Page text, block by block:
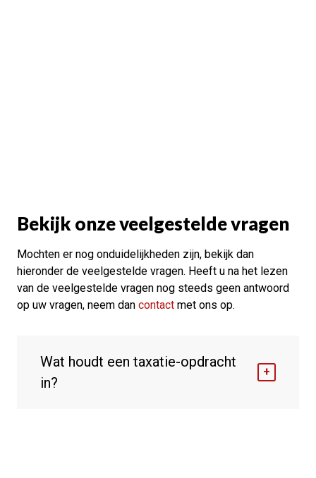
Bekijk onze veelgestelde vragen
Mochten er nog onduidelijkheden zijn, bekijk dan
hieronder de veelgestelde vragen. Heeft u na het lezen
van de veelgestelde vragen nog steeds geen antwoord
op uw vragen, neem dan contact met ons op.
Wat houdt een taxatie-opdracht
in?